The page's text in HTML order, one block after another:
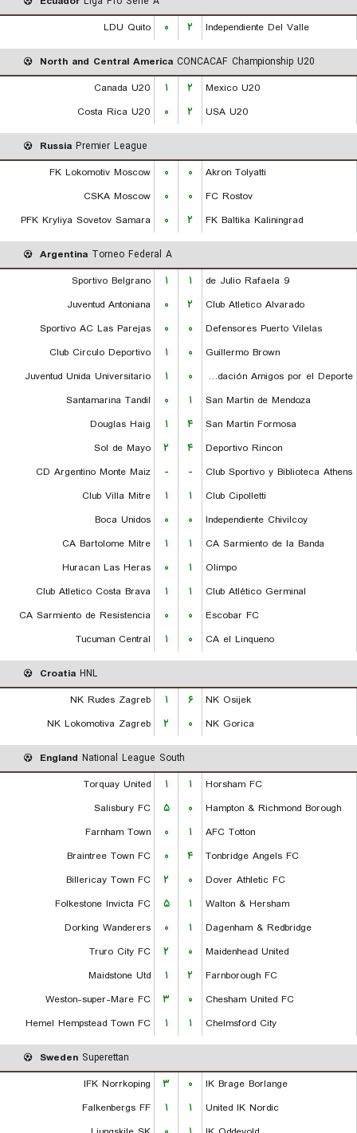
LDU Quito
۰ ۲ Independiente Del Valle
North and Central America CONCACAF Championship U20
Canada U20
۱ ۲
Mexico U20
Costa Rica U20
۰ ۲ USA U20
Russia Premier League
FK Lokomotiv Moscow
۰ ۰
Akron Tolyatti
CSKA Moscow
۰ ۰
FC Rostov
PFK Kryliya Sovetov Samara
۰ ۲ FK Baltika Kaliningrad
Argentina Torneo Federal A
Sportivo Belgrano
۱ ۱
9 de Julio Rafaela
Juventud Antoniana
۰ ۲
Club Atletico Alvarado
Sportivo AC Las Parejas
۰ ۰
Defensores Puerto Vilelas
Club Circulo Deportivo
۱ ۰
Guillermo Brown
Juventud Unida Universitario
۱ ۰
Fundación Amigos por el Deporte
Santamarina Tandil
۰ ۱
San Martin de Mendoza
Douglas Haig
۱ ۴
San Martin Formosa
Sol de Mayo
۲ ۴
Deportivo Rincon
CD Argentino Monte Maiz
- -
Club Sportivo y Biblioteca Athens
Club Villa Mitre
۱ ۱
Club Cipolletti
Boca Unidos
۰ ۰
Independiente Chivilcoy
CA Bartolome Mitre
۱ ۱
CA Sarmiento de la Banda
Huracan Las Heras
۰ ۱
Olimpo
Club Atletico Costa Brava
۱ ۱
Club Atlético Germinal
CA Sarmiento de Resistencia
۰ ۰
Escobar FC
Tucuman Central
۱ ۰ CA el Linqueno
Croatia HNL
NK Rudes Zagreb
۱ ۶
NK Osijek
NK Lokomotiva Zagreb
۲ ۰ NK Gorica
England National League South
Torquay United
۱ ۱
Horsham FC
Salisbury FC
۵ ۰
Hampton & Richmond Borough
Farnham Town
۰ ۱
AFC Totton
Braintree Town FC
۰ ۴
Tonbridge Angels FC
Billericay Town FC
۲ ۰
Dover Athletic FC
Folkestone Invicta FC
۵ ۱
Walton & Hersham
Dorking Wanderers
۰ ۱
Dagenham & Redbridge
Truro City FC
۲ ۰
Maidenhead United
Maidstone Utd
۱ ۲
Farnborough FC
Weston-super-Mare FC
۳ ۰
Chesham United FC
Hemel Hempstead Town FC
۱ ۱ Chelmsford City
Sweden Superettan
IFK Norrkoping
۳ ۰
IK Brage Borlange
Falkenbergs FF
۱ ۱
United IK Nordic